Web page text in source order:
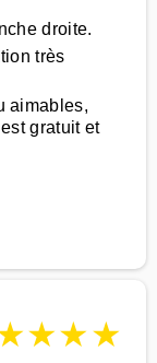
droite.
très
aimables,
gratuit et
★★★